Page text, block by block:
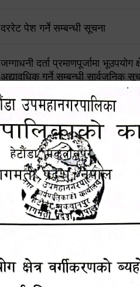
दररेट पेश गर्ने सम्बन्धी सूचना
जग्गाधनी दर्ता प्रमाणपूर्जामा भूउपयोग
अद्यावधिक गर्ने सम्बन्धी सार्वजनिक
आशय पत्र दर्ता सम्बन्धी सूचना
शिक्षक सरुवा सहमतिका लागि
हेटौंडा उपमहानगरपालिकाको सूची दर्ता
चुरियामाई सुरुङको संरक्षण तथा
पोषाक र परिचयपत्र अनिवार्य लगाउने